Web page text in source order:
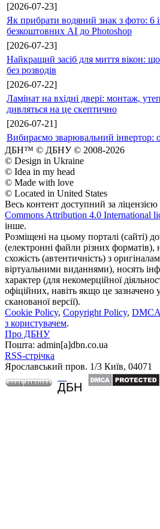
[2026-07-23]
Як прибрати водяний знак з фото: 6
безкоштовних AI до Photoshop
[2026-07-23]
Найкращий засіб для миття вікон: що
без розводів
[2026-07-22]
Ламінат на вхідні двері: монтаж,
дивляться на це скептично
[2026-07-21]
Вибираємо зварювальний інвертор:
ДБН™ © ДБНУ © 2008-2026
© Design in Ukraine
© Idea in my head
© Made with love
© Located in United States
Весь контент доступний за
Commons Attribution 4.0 International
інше.
Розміщені на цьому порталі (сайті)
(електронні файли різних форматів),
схожість (автентичність) з
віртуальними виданнями), носять
характер (для некомерційної
офіційних, навіть якщо це зазначено
сканованої версії).
Cookie Policy, Copyright Policy,
з користувачем.
Про ДБНУ
Пошта: admin[а]dbn.co.ua
RSS-стрічка
Ярославський пров. 1/3 Київ, 04071